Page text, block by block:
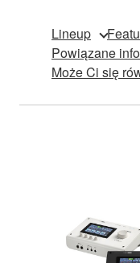
Lineup
Powiązane
Może Ci się